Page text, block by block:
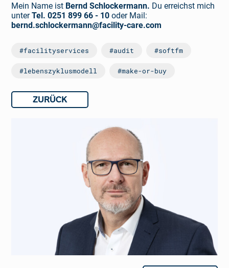
Mein Name ist Bernd Schlockermann. Du erreichst mich
unterTel. 0251 899 66 - 10 oder Mail:
bernd.schlockermann@facility-care.com
#facilityservices #audit #softfm
#lebenszyklusmodell #make-or-buy
ZURÜCK